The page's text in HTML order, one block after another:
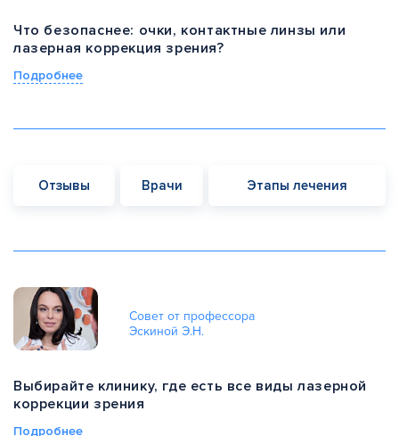
Что безопаснее: очки, контактные линзы или
лазерная коррекция зрения?
Подробнее
Отзывы Врачи Этапы лечения
Совет от профессора
Эскиной Э.Н.
Выбирайте клинику, где есть все виды лазерной
коррекции зрения
Подробнее